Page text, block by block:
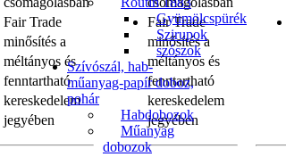
Gyümölcspürék
Szirupok
szószok
Szívószál, hab-
műanyag-papír doboz,
pohár
Habdobozok
Műanyag
dobozok
Fair Trade
minősítés a
méltányos és
fenntartható
kereskedelem
jegyében
Fair Trade
minősítés a
méltányos és
fenntartható
kereskedelem
jegyében